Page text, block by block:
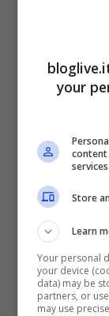
frivola.
È in
conforto
che non
La grande
fatti attuali
passato e
della
your
content
Store
Learn
Your personal
your device
data) may be
partners, or
may use